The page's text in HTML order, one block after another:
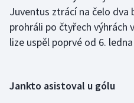
Moderní pětiboj
Motorsport
Parasport
Juventus ztrácí na čelo
prohráli po čtyřech výhrách
lize uspěl poprvé od 6.
Jankto asistoval u gólu